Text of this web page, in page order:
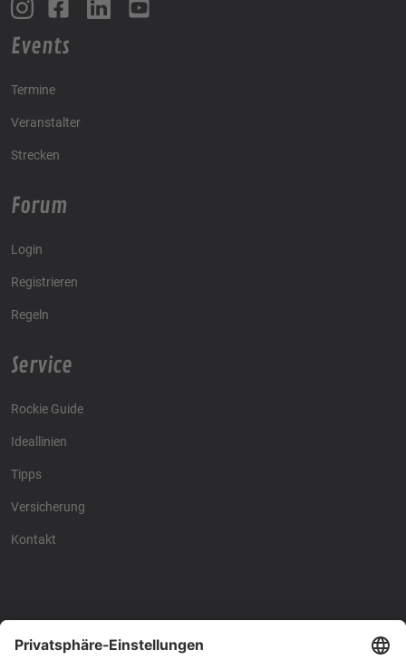
Events
Termine
Veranstalter
Strecken
Forum
Login
Registrieren
Regeln
Service
Rockie Guide
Ideallinien
Tipps
Versicherung
Kontakt